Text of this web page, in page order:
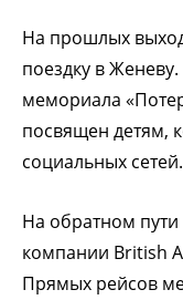
На прошлых
поездку в
мемориала
посвящен детям,
социальных сетей.
На обратном пути
компании British
Прямых рейсов